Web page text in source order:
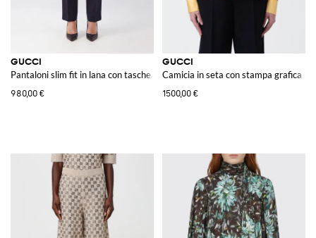
GUCCI
Pantaloni slim fit in lana con tasche America e a filetto
980,00 €
GUCCI
Camicia in seta con stampa grafica
1500,00 €